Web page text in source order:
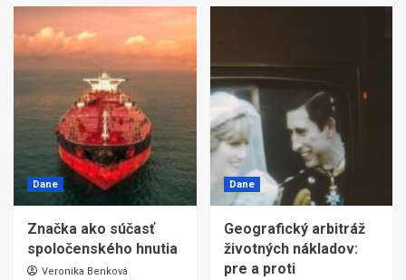
Dane
Značka ako súčasť
spoločenského hnutia
Veronika Benková
Dane
Geografický arbitráž
životných nákladov:
pre a proti